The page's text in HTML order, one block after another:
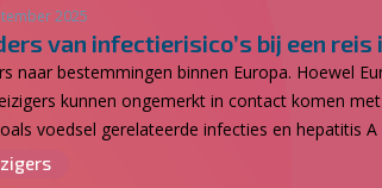
2025
van infectierisico’s bij een reis
naar bestemmingen binnen Europa. Hoewel
kunnen ongemerkt in contact komen
voedsel gerelateerde infecties en hepatitis